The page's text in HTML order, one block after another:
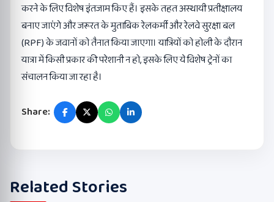
करने के लिए विशेष इंतजाम किए हैं। इसके तहत अस्थायी प्रतीक्षालय
बनाए जाएंगे और जरूरत के मुताबिक रेलकर्मी और रेलवे सुरक्षा बल
(RPF) के जवानों को तैनात किया जाएगा। यात्रियों को होली के दौरान
यात्रा में किसी प्रकार की परेशानी न हो, इसके लिए ये विशेष ट्रेनों का
संचालन किया जा रहा है।
Share:
Related Stories